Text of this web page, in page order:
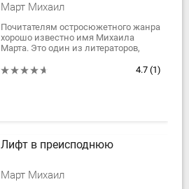
Март Михаил
Почитателям остросюжетного жанра
хорошо известно имя Михаила
Марта. Это один из литераторов,
Он точен, разнообразен, динамичен
4.7 (1)
Лифт в преисподнюю
Март Михаил